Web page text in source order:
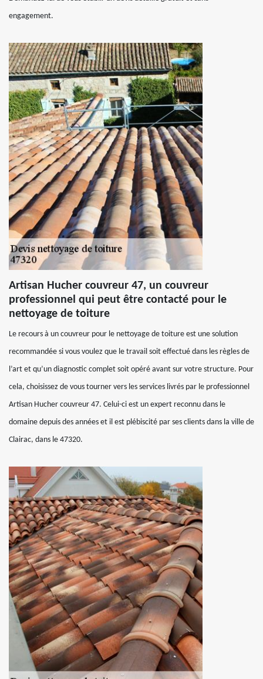
engagement.
Artisan Hucher couvreur 47, un couvreur
professionnel qui peut être contacté pour le
nettoyage de toiture
Le recours à un couvreur pour le nettoyage de toiture est une solution
recommandée si vous voulez que le travail soit effectué dans les règles de
l’art et qu’un diagnostic complet soit opéré avant sur votre structure. Pour
cela, choisissez de vous tourner vers les services livrés par le professionnel
Artisan Hucher couvreur 47. Celui-ci est un expert reconnu dans le
domaine depuis des années et il est plébiscité par ses clients dans la ville de
Clairac, dans le 47320.